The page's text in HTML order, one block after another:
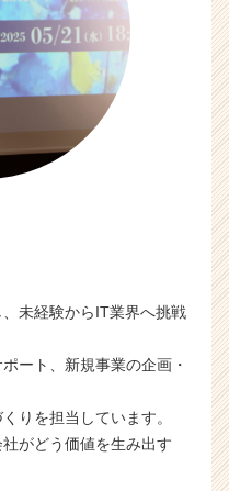
未経験からIT業界へ挑戦
ート、新規事業の企画・
りを担当しています。
がどう価値を生み出す